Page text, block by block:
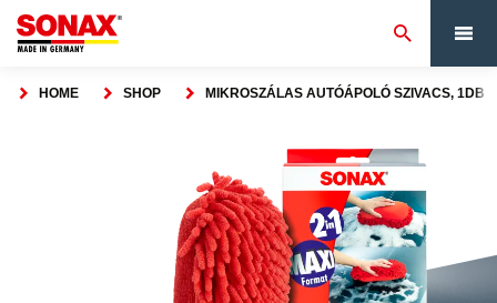
HOME SHOP MIKROSZÁLAS AUTÓÁPOLÓ SZIVACS, 1DB